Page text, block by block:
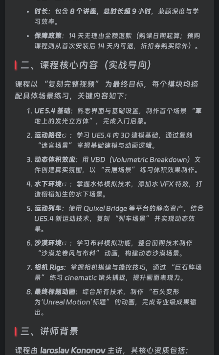
时长：包含 8 个讲座，总时长超 9 小时，兼顾深度与学
习效率。
保障政策：14 天无理由全额退款（购课日期起算；预购
课程则从首次安装后 14 天内可退，折扣券购买除外）。
二、课程核心内容（实战导向）
课程以 “复刻完整视频” 为最终目标，每个模块均搭
配具体场景练习，关键内容如下：
UE 5.4 基础：熟悉界面与基础设置，制作首个场景 “草
地上的发光立方体”，完成入门启蒙。
运动路径
：学习 UE5.4 内 3D 建模基础，通过复刻
“迷宫场景” 掌握基础建模与动画逻辑。
动态体积效应：用 VBD（Volumetric Breakdown）文
件创建真实氛围，以 “云层场景” 练习体积效果制作。
水下环境
：掌握水体模拟技术，添加水 VFX 特效，打
造栩栩如生的水下场景。
运动列车：使用 Quixel Bridge 等平台的静态资产，结合
UE5.4 新运动技术，复刻 “列车场景” 并实现动态效
果。
沙漠环境
：学习布料模拟功能，整合前期技术制作
“沙漠龙卷风与布料” 动画，构建动态沙漠场景。
相机 Rigs：掌握相机搭建与操控技巧，通过 “巨石阵场
景” 练习 cinematic 镜头捕捉，提升画面表现力。
最终标题动画：综合所有技术，制作 “石头变形
为‘Unreal Motion’标题” 的动画，完成专业级成果输
出。
三、讲师背景
课程由 Iaroslav Kononov主讲，其核心资质包括：